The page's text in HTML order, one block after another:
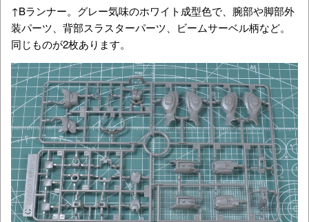
↑Bランナー。グレー気味のホワイト成型色で、腕部や脚部外
装パーツ、背部スラスターパーツ、ビームサーベル柄など。
同じものが2枚あります。